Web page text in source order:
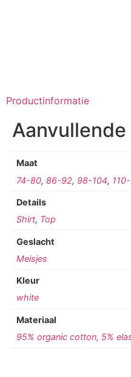
Productinformatie
Maat
74-80,86-92, 98-104,
Details
Shirt, Top
Geslacht
Meisjes
Kleur
white
Materiaal
95% organic cotton, 5%